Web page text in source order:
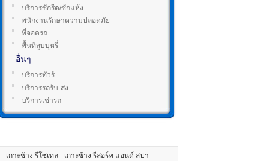
บริการซักรีด/ซักแห้ง
พนักงานรักษาความปลอดภัย
ที่จอดรถ
พื้นที่สูบบุหรี่
อื่นๆ
บริการทัวร์
บริการรถรับ-ส่ง
บริการเช่ารถ
เกาะช้าง รีโซเทล เกาะช้าง รีสอร์ท แอนด์ สปา